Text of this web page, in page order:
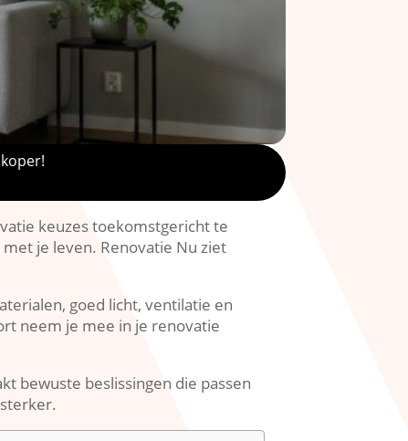
keuzes toekomstgericht te
je leven.​ Renovatie Nu ziet
goed licht, ventilatie en
neem je mee in je renovatie
bewuste beslissingen die passen